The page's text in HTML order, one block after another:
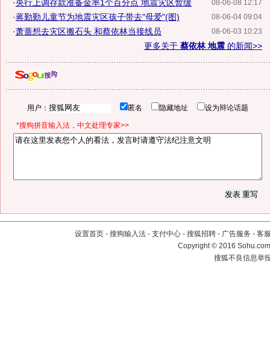
08-06-08 12:17
·央行上调存款准备金率1个百分点 地震灾区暂缓
08-06-04 09:04
·蒋勤勤儿童节为地震灾区孩子带去"母爱"(图)
08-06-03 10:23
·萧蔷想去灾区搬石头 和蔡依林当接线员
更多关于 蔡依林 地震 的新闻>>
用户： 匿名 隐藏地址 设为辩论话题
*搜狗拼音输入法，中文处理专家>>
设置首页 - 搜狗输入法 - 支付中心 - 搜狐招聘 - 广告服务 - 客
Copyright©2016
搜狐不良信息举